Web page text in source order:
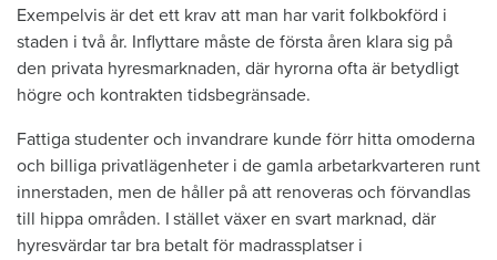
Exempelvis är det ett krav att man har varit folkbokförd i
staden i två år. Inflyttare måste de första åren klara sig på
den privata hyresmarknaden, där hyrorna ofta är betydligt
högre och kontrakten tidsbegränsade.
Fattiga studenter och invandrare kunde förr hitta omoderna
och billiga privatlägenheter i de gamla arbetarkvarteren runt
innerstaden, men de håller på att renoveras och förvandlas
till hippa områden. I stället växer en svart marknad, där
hyresvärdar tar bra betalt för madrassplatser i